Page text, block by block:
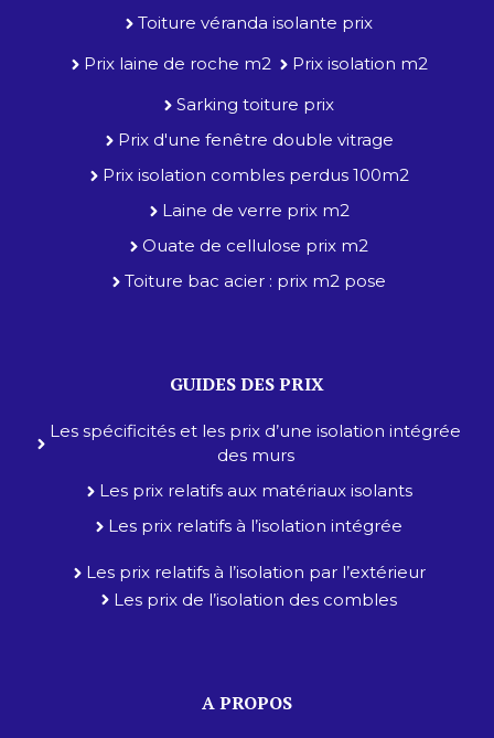
Toiture véranda isolante prix
Prix laine de roche m2
Prix isolation m2
Sarking toiture prix
Prix d'une fenêtre double vitrage
Prix isolation combles perdus 100m2
Laine de verre prix m2
Ouate de cellulose prix m2
Toiture bac acier : prix m2 pose
GUIDES DES PRIX
Les spécificités et les prix d’une isolation intégrée
des murs
Les prix relatifs aux matériaux isolants
Les prix relatifs à l’isolation intégrée
Les prix relatifs à l’isolation par l’extérieur
Les prix de l’isolation des combles
A PROPOS